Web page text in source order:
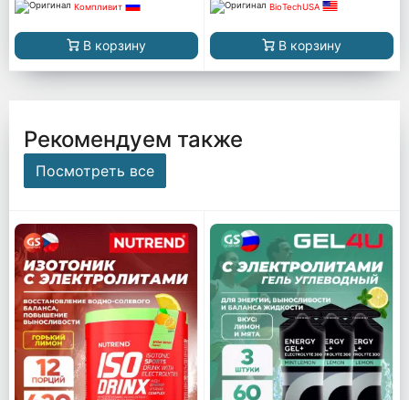
Компливит
В корзину
BioTechUSA
В корзину
Рекомендуем также
Посмотреть все